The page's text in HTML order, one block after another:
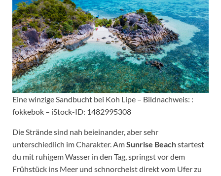
Eine winzige Sandbucht bei Koh Lipe – Bildnachweis: :
fokkebok – iStock-ID: 1482995308
Die Strände sind nah beieinander, aber sehr
unterschiedlich im Charakter. AmSunrise Beachstartest
du mit ruhigem Wasser in den Tag, springst vor dem
Frühstück ins Meer und schnorchelst direkt vom Ufer zu